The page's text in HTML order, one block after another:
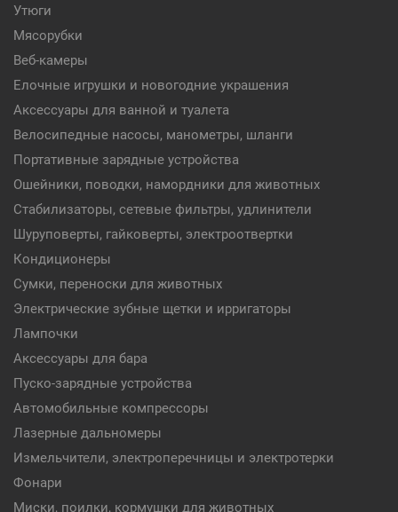
Утюги
Мясорубки
Веб-камеры
Елочные игрушки и новогодние украшения
Аксессуары для ванной и туалета
Велосипедные насосы, манометры, шланги
Портативные зарядные устройства
Ошейники, поводки, намордники для животных
Стабилизаторы, сетевые фильтры, удлинители
Шуруповерты, гайковерты, электроотвертки
Кондиционеры
Сумки, переноски для животных
Электрические зубные щетки и ирригаторы
Лампочки
Аксессуары для бара
Пуско-зарядные устройства
Автомобильные компрессоры
Лазерные дальномеры
Измельчители, электроперечницы и электротерки
Фонари
Миски, поилки, кормушки для животных